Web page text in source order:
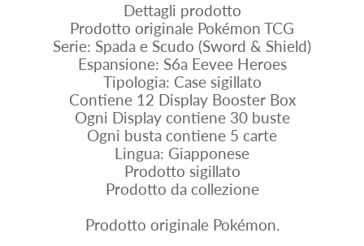
Dettagli prodotto
Prodotto originale Pokémon TCG
Serie: Spada e Scudo (Sword & Shield)
Espansione: S6a Eevee Heroes
Tipologia: Case sigillato
Contiene 12 Display Booster Box
Ogni Display contiene 30 buste
Ogni busta contiene 5 carte
Lingua: Giapponese
Prodotto sigillato
Prodotto da collezione
Prodotto originale Pokémon.